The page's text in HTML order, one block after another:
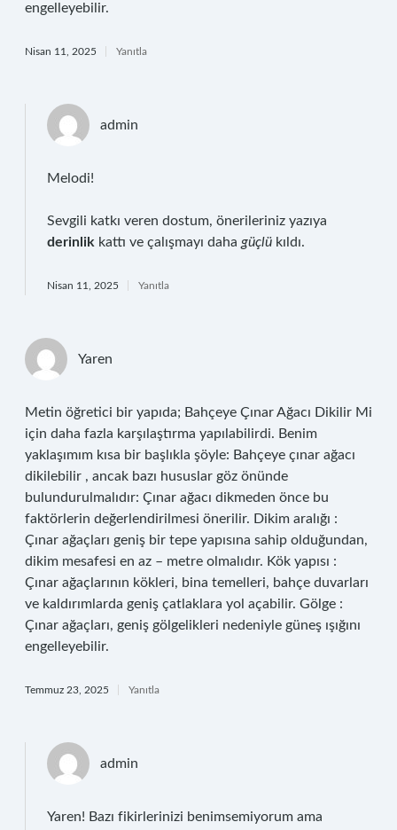
engelleyebilir.
Nisan 11, 2025 Yanıtla
admin
Melodi!
Sevgili katkı veren dostum, önerileriniz yazıya
derinlik kattı ve çalışmayı daha güçlü kıldı.
Nisan 11, 2025 Yanıtla
Yaren
Metin öğretici bir yapıda; Bahçeye Çınar Ağacı Dikilir Mi
için daha fazla karşılaştırma yapılabilirdi. Benim
yaklaşımım kısa bir başlıkla şöyle: Bahçeye çınar ağacı
dikilebilir , ancak bazı hususlar göz önünde
bulundurulmalıdır: Çınar ağacı dikmeden önce bu
faktörlerin değerlendirilmesi önerilir. Dikim aralığı :
Çınar ağaçları geniş bir tepe yapısına sahip olduğundan,
dikim mesafesi en az – metre olmalıdır. Kök yapısı :
Çınar ağaçlarının kökleri, bina temelleri, bahçe duvarları
ve kaldırımlarda geniş çatlaklara yol açabilir. Gölge :
Çınar ağaçları, geniş gölgelikleri nedeniyle güneş ışığını
engelleyebilir.
Temmuz 23, 2025 Yanıtla
admin
Yaren! Bazı fikirlerinizi benimsemiyorum ama